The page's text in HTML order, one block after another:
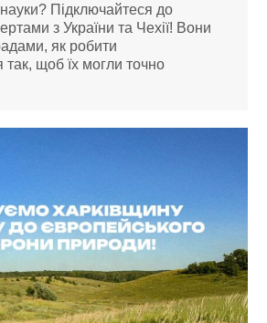
Підключайтеся до
з України та Чехії! Вони
як робити
щоб їх могли точно